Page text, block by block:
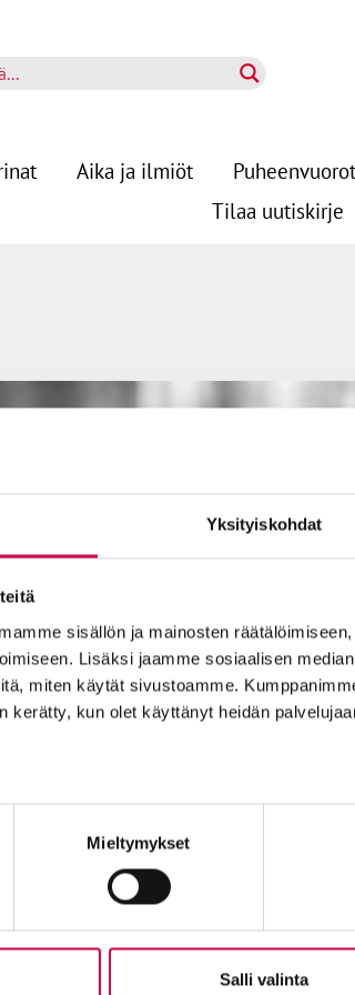
Yksityiskohdat
sisällön ja mainosten
Lisäksi jaamme sosiaalisen
miten käytät sivustoamme.
kerätty, kun olet käyttänyt heidän
Mieltymykset
Salli valinta
Aika ja ilmiöt Puheenvuorot
Tilaa uutiskirje
AIKA JA ILMIÖT |
loikannut pastori: Diktaattori
Sana-lehden kampanjat
Kestotilaajan edut
Tilausehdot
Tietosuojalauseke
Osoitteenmuutokset